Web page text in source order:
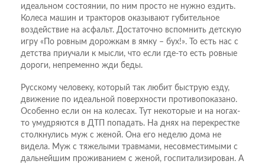
идеальном состоянии, по ним просто не нужно ездить.
Колеса машин и тракторов оказывают губительное
воздействие на асфальт. Достаточно вспомнить детскую
игру «По ровным дорожкам в ямку – бух!». То есть нас с
детства приучали к мысли, что если где-то есть ровные
дороги, непременно жди беды.
Русскому человеку, который так любит быструю езду,
движение по идеальной поверхности противопоказано.
Особенно если он на колесах. Тут некоторые и на ногах-
то умудряются в ДТП попадать. На днях на перекрестке
столкнулись муж с женой. Она его неделю дома не
видела. Муж с тяжелыми травмами, несовместимыми с
дальнейшим проживанием с женой, госпитализирован. А